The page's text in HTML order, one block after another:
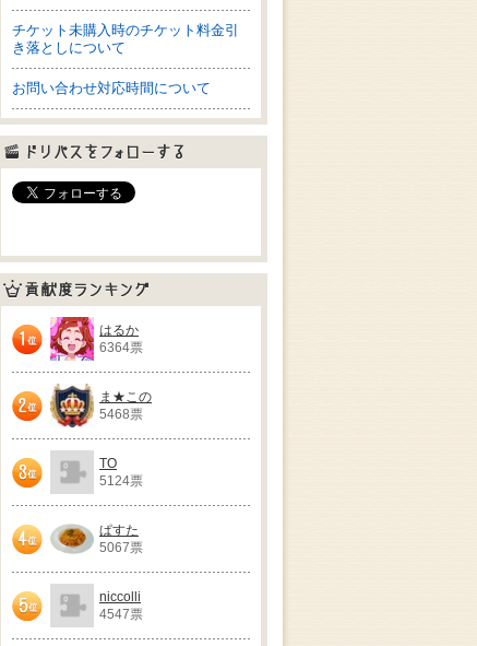
チケット未購入時のチケット料金引
き落としについて
お問い合わせ対応時間について
ドリパスをフォローする
貢献度ランキングはるか
6364票
ま★この
5468票
TO
5124票
ぱすた
5067票
niccolli
4547票